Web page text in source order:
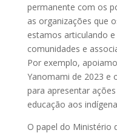
permanente com os
as organizações que
estamos articulando
comunidades e
Por exemplo,
Yanomami de 2023 e
para apresentar
educação aos
O papel do Ministério